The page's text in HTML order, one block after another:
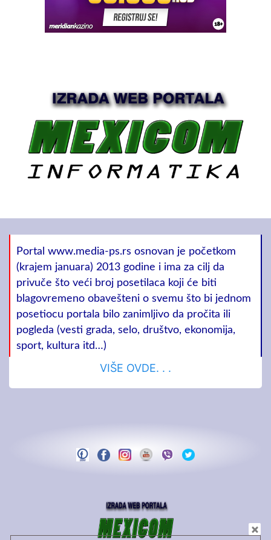
Portal www.media-ps.rs osnovan je početkom
(krajem januara) 2013 godine i ima za cilj da
privuče što veći broj posetilaca koji će biti
blagovremeno obavešteni o svemu što bi jednom
posetiocu portala bilo zanimljivo da pročita ili
pogleda (vesti grada, selo, društvo, ekonomija,
sport, kultura itd…)
VIŠE OVDE. . .